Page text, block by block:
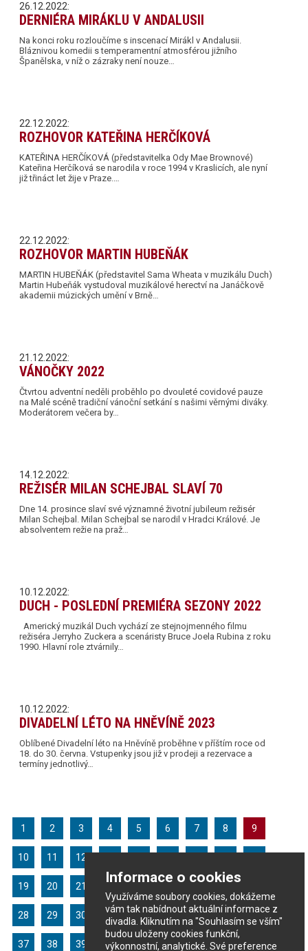
Informace o cookies
Využíváme soubory cookies, dokážeme
vám tak nabídnout aktuální informace z
divadla. Kliknutím na "Souhlasím se vším"
budou uloženy cookies funkční,
výkonnostní, analytické. Své preference
26.12.2022:
DERNIÉRA MIRÁKLU V ANDALUSII
Na konci roku rozloučíme s inscenací Mirákl v Andalusii.
Bláznivou komedii s temperamentní atmosférou jižního
Španělska, v níž o zázraky není nouze…
22.12.2022:
ROZHOVOR KATEŘINA HERČÍKOVÁ
KATEŘINA HERČÍKOVÁ (představitelka Ody Mae Brownové)
Kateřina Herčíková se narodila v roce 1994 v Kraslicích, ale nyní
již třináct let žije v Praze.…
22.12.2022:
ROZHOVOR MARTIN HUBEŇÁK
MARTIN HUBEŇÁK (představitel Sama Wheata v muzikálu Duch)
Martin Hubeňák vystudoval muzikálové herectví na Janáčkově
akademii múzických umění v Brně…
21.12.2022:
VÁNOČKY 2022
Čtvrtou adventní neděli proběhlo po dvouleté covidové pauze
na Malé scéně tradiční vánoční setkání s našimi věrnými diváky.
Moderátorem večera by…
14.12.2022:
REŽISÉR MILAN SCHEJBAL SLAVÍ 70
Dne 14. prosince slaví své významné životní jubileum režisér
Milan Schejbal. Milan Schejbal se narodil v Hradci Králové. Je
absolventem režie na praž…
10.12.2022:
DUCH - POSLEDNÍ PREMIÉRA SEZONY 2022
Americký muzikál Duch vychází ze stejnojmenného filmu
režiséra Jerryho Zuckera a scenáristy Bruce Joela Rubina z roku
1990. Hlavní role ztvárnily…
10.12.2022:
DIVADELNÍ LÉTO NA HNĚVÍNĚ 2023
Oblíbené Divadelní léto na Hněvíně proběhne v příštím roce od
18. do 30. června. Vstupenky jsou již v prodeji a rezervace a
termíny jednotlivý…
1 2 3 4 5 6 7 8 9
10 11 12
19 20 21
28 29 30 31 32 33 34 35 36
37 38 39 40 41 42 43 44